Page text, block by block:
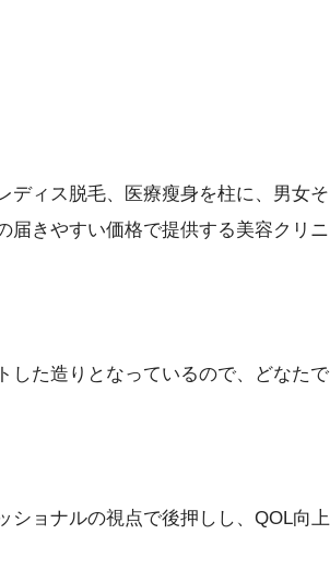
ディス脱毛、医療瘦身を柱に、男女そ
届きやすい価格で提供する美容クリニ
した造りとなっているので、どなたで
ショナルの視点で後押しし、QOL向上